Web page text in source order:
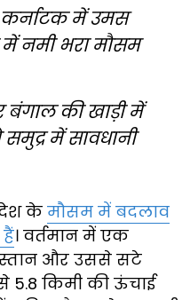
में उमस
में नमी भरा मौसम
की खाड़ी में
में सावधानी
के मौसम में बदलाव
। वर्तमान में एक
और उससे सटे
5.8 किमी की ऊंचाई